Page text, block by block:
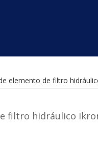
elemento de filtro
filtro hidráulico